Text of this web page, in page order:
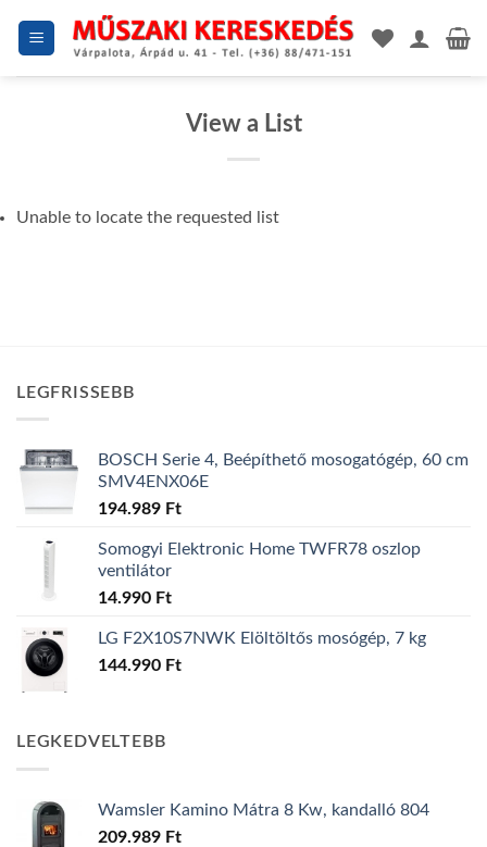
View a List
Unable to locate the requested list
LEGFRISSEBB
BOSCH Serie 4, Beépíthető mosogatógép, 60 cm
SMV4ENX06E
194.989 Ft
Somogyi Elektronic Home TWFR78 oszlop
ventilátor
14.990 Ft
LG F2X10S7NWK Elöltöltős mosógép, 7 kg
144.990 Ft
LEGKEDVELTEBB
Wamsler Kamino Mátra 8 Kw, kandalló 804
209.989 Ft